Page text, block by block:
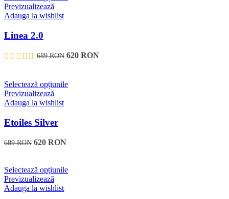
Opțiunile
pot
în
Previzualizează
Adauga la wishlist
Linea 2.0
689RON 620 RON
Selectează opțiunileAcest
în
Previzualizează
Adauga la wishlist
Etoiles Silver
689RON 620 RON
Selectează opțiunileAcest
Previzualizează
Adauga la wishlist